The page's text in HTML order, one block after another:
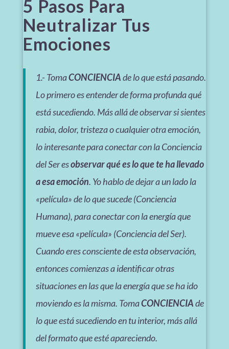
5 Pasos Para
Neutralizar Tus
Emociones
1.- TomaCONCIENCIAde lo que está pasando.
Lo primero es entender de forma profunda qué
está sucediendo. Más allá de observar si sientes
rabia, dolor, tristeza o cualquier otra emoción,
lo interesante para conectar con la Conciencia
del Ser esobservar qué es lo que te ha llevado
a esa emoción. Yo hablo de dejar a un lado la
«película» de lo que sucede (Conciencia
Humana), para conectar con la energía que
mueve esa «película» (Conciencia del Ser).
Cuando eres consciente de esta observación,
entonces comienzas a identificar otras
situaciones en las que la energía que se ha ido
moviendo es la misma. TomaCONCIENCIAde
lo que está sucediendo en tu interior, más allá
del formato que esté apareciendo.